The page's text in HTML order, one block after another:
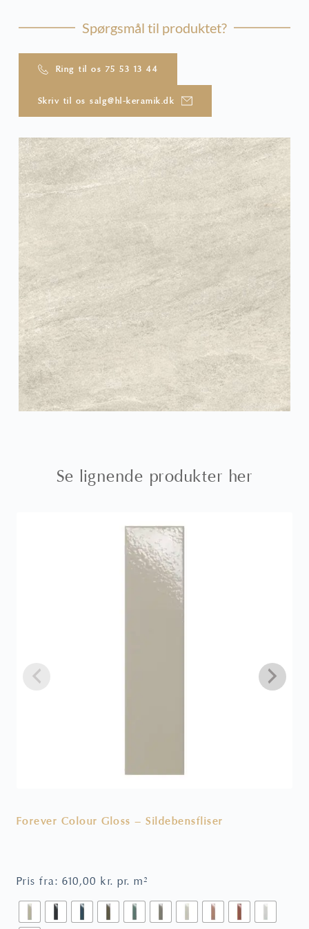
Spørgsmål til produktet?
Ring til os 75 53 13 44
Skriv til os salg@hl-keramik.dk
Se lignende produkter her
Forever Colour Gloss – Sildebensfliser
Pris fra: 610,00kr. pr. m²